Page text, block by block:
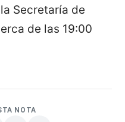
Secretaría de
de las 19:00
NOTA